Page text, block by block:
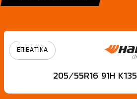
ΕΠΙΒΑΤΙΚΑ
205/55R16 91H Κ135